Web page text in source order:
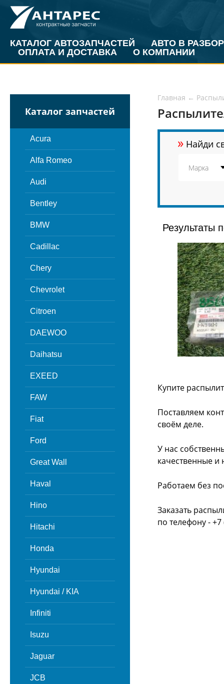
КАТАЛОГ АВТОЗАПЧАСТЕЙ
АВТО В РАЗБОР
ОПЛАТА И ДОСТАВКА
О КОМПАНИИ
Каталог запчастей
Acura
Alfa Romeo
Audi
Bentley
BMW
Cadillac
Chery
Chevrolet
Citroen
DAEWOO
Daihatsu
EXEED
FAW
Fiat
Ford
Great Wall
Haval
Hino
Hitachi
Honda
Hyundai
Hyundai / KIA
Infiniti
Isuzu
Jaguar
JCB
Главная ←
» Найди
Результаты
Купите
Поставляем
своём деле.
У нас
качественные и
Работаем без
Заказать
по телефону -